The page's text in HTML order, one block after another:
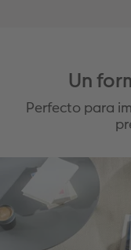
Un
Perfecto para